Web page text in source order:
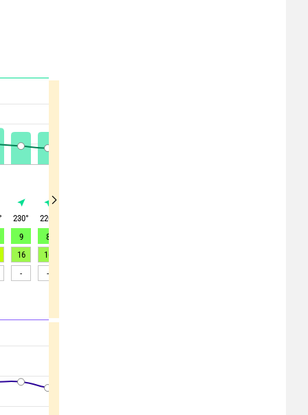
230° 220
9 8
16 16
- -